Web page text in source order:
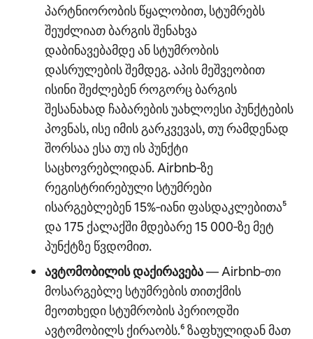
პარტნიორობის წყალობით, სტუმრებს
შეუძლიათ ბარგის შენახვა
დაბინავებამდე ან სტუმრობის
დასრულების შემდეგ. აპის მეშვეობით
ისინი შეძლებენ როგორც ბარგის
შესანახად ჩაბარების უახლოესი პუნქტების
პოვნას, ისე იმის გარკვევას, თუ რამდენად
შორსაა ესა თუ ის პუნქტი
საცხოვრებლიდან. Airbnb‑ზე
რეგისტრირებული სტუმრები
ისარგებლებენ 15%‑იანი ფასდაკლებითა⁵
და 175 ქალაქში მდებარე 15 000‑ზე მეტ
პუნქტზე წვდომით.
ავტომობილის დაქირავება— Airbnb‑თი
მოსარგებლე სტუმრების თითქმის
მეოთხედი სტუმრობის პერიოდში
ავტომობილს ქირაობს.⁶ ზაფხულიდან მათ